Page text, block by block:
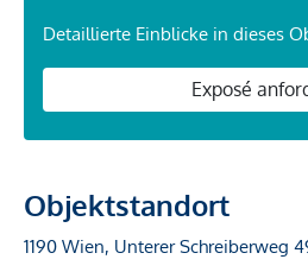
Detaillierte Einblicke in dieses
Exposé
Objektstandort
1190 Wien, Unterer Schreiberweg